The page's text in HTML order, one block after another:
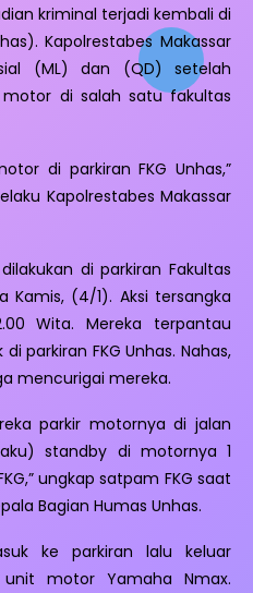
kriminal terjadi kembali di
Kapolrestabes Makassar
(ML) dan (QD) setelah
di salah satu fakultas
di parkiran FKG Unhas,”
Kapolrestabes Makassar
di parkiran Fakultas
Kamis, (4/1). Aksi tersangka
Wita. Mereka terpantau
parkiran FKG Unhas. Nahas,
mencurigai mereka.
parkir motornya di jalan
standby di motornya 1
ungkap satpam FKG saat
Bagian Humas Unhas.
ke parkiran lalu keluar
motor Yamaha Nmax.